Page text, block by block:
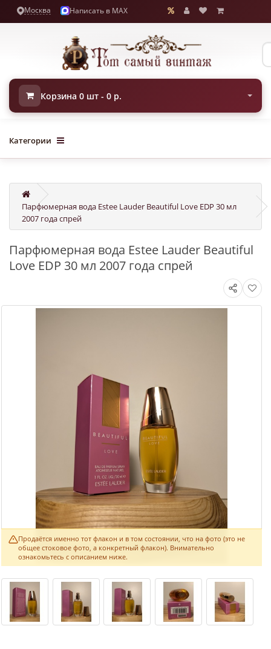
Москва Написать в MAX
Корзина 0 шт - 0 р.
Категории
Парфюмерная вода Estee Lauder Beautiful Love EDP 30 мл
2007 года спрей
Парфюмерная вода Estee Lauder Beautiful
Love EDP 30 мл 2007 года спрей
Продаётся именно тот флакон и в том состоянии, что на фото (это не
общее стоковое фото, а конкретный флакон). Внимательно
ознакомьтесь с описанием ниже.